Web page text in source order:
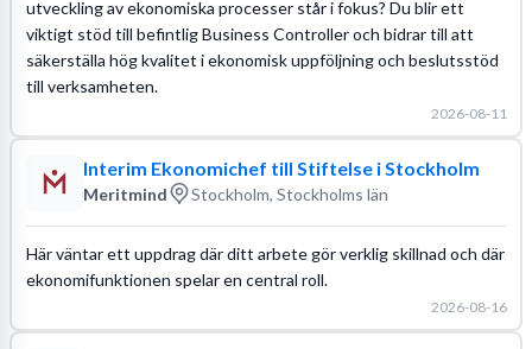
utveckling av ekonomiska processer står i fokus? Du blir ett
viktigt stöd till befintlig Business Controller och bidrar till att
säkerställa hög kvalitet i ekonomisk uppföljning och beslutsstöd
till verksamheten.
2026-08-11
Interim Ekonomichef till Stiftelse i Stockholm
Meritmind Stockholm, Stockholms län
Här väntar ett uppdrag där ditt arbete gör verklig skillnad och där
ekonomifunktionen spelar en central roll.
2026-08-16